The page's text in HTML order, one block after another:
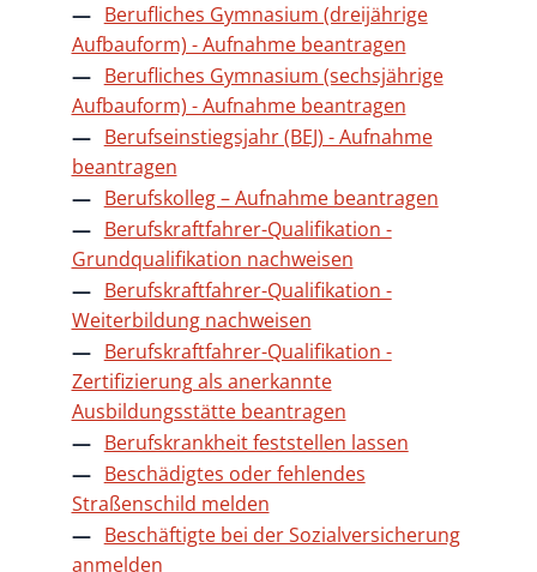
Berufliches Gymnasium (dreijährige
Aufbauform) - Aufnahme beantragen
Berufliches Gymnasium (sechsjährige
Aufbauform) - Aufnahme beantragen
Berufseinstiegsjahr (BEJ) - Aufnahme
beantragen
Berufskolleg – Aufnahme beantragen
Berufskraftfahrer-Qualifikation -
Grundqualifikation nachweisen
Berufskraftfahrer-Qualifikation -
Weiterbildung nachweisen
Berufskraftfahrer-Qualifikation -
Zertifizierung als anerkannte
Ausbildungsstätte beantragen
Berufskrankheit feststellen lassen
Beschädigtes oder fehlendes
Straßenschild melden
Beschäftigte bei der Sozialversicherung
anmelden